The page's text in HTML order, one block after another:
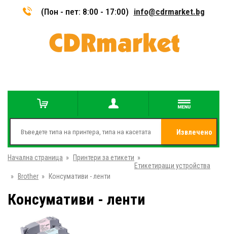
(Пон - пет: 8:00 - 17:00) info@cdrmarket.bg
Извлечено
Начална страница » Принтери за етикети »
Етикетиращи устройства
»
Brother » Консумативи - ленти
Консумативи - ленти